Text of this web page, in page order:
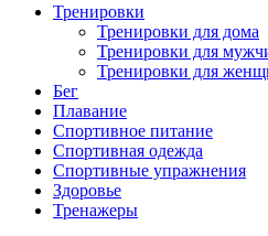
Тренировки
Тренировки для дома
Тренировки для
Тренировки для
Бег
Плавание
Спортивное питание
Спортивная одежда
Спортивные упражнения
Здоровье
Тренажеры